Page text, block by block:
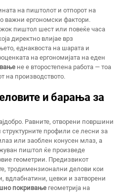
на пиштолот и отпорот на
важни ергономски фактори.
пиштол шест или повеќе часа
директно влијае врз
еднаквоста на шарата и
на ергономијата на еден
не е второстепена работа — тоа
на производството.
и барања за
Равните, отворени површини
профили се лесни за
или заоблен конусен млаз, а
пиштол ќе произведе
геометрии. Предизвикот
тродимензионални делови кои
вдлабнатини, цевки и затворени
покривање геометрија на